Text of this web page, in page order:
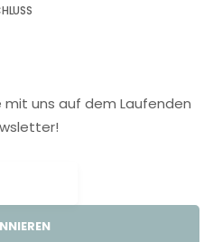
mit uns auf dem Laufenden